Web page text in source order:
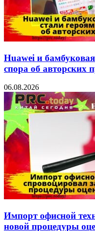
Huawei и
спора об авторских
06.08.2026
Импорт офисной
новой процедуры